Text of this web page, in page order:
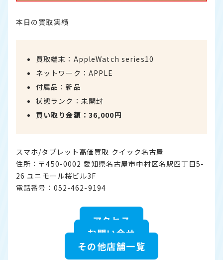
本日の買取実績
買取端末：AppleWatch series10
ネットワーク：APPLE
付属品：新品
状態ランク：未開封
買い取り金額：36,000円
スマホ/タブレット高価買取 クイック名古屋
住所：〒450-0002 愛知県名古屋市中村区名駅四丁目5-
26 ユニモール桜ビル3F
電話番号：052-462-9194
アクセス
お問い合せ
その他店舗一覧